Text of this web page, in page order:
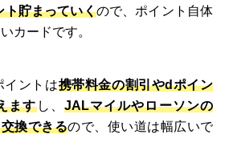
ト貯まっていくので、ポイント自体
カードです。
イントは携帯料金の割引やdポイン
ますし、 JALマイルやローソンの
換できるので、使い道は幅広いで